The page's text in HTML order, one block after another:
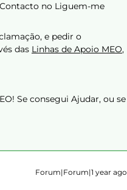
no Liguem-me
e pedir o
das Linhas de Apoio MEO,
Se consegui Ajudar, ou se
Forum|Forum|1 year ago